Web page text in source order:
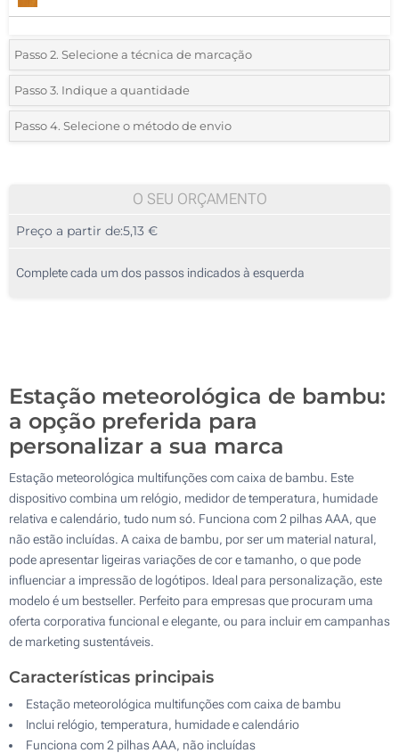
Passo 2. Selecione a técnica de marcação
*Selecione o tipo de marcação e as cores do logotipo:
1 Cor (Na frente)
Passo 3. Indique a quantidade
*Quantidade mínima:5
10
25
Passo 4. Selecione o método de envio
O SEU ORÇAMENTO
Preço a partir de:5,13 €
Complete cada um dos passos indicados à esquerda
Estação meteorológica de bambu:
a opção preferida para
personalizar a sua marca
Estação meteorológica multifunções com caixa de bambu. Este
dispositivo combina um relógio, medidor de temperatura, humidade
relativa e calendário, tudo num só. Funciona com 2 pilhas AAA, que
não estão incluídas. A caixa de bambu, por ser um material natural,
pode apresentar ligeiras variações de cor e tamanho, o que pode
influenciar a impressão de logótipos. Ideal para personalização, este
modelo é um bestseller. Perfeito para empresas que procuram uma
oferta corporativa funcional e elegante, ou para incluir em campanhas
de marketing sustentáveis.
Características principais
Estação meteorológica multifunções com caixa de bambu
Inclui relógio, temperatura, humidade e calendário
Funciona com 2 pilhas AAA, não incluídas